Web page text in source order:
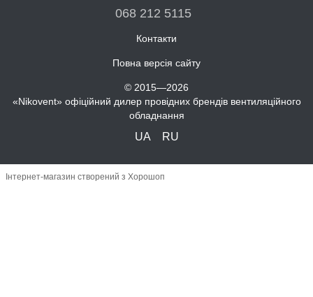
068 212 5115
Контакти
Повна версія сайту
© 2015—2026
«Nikovent» офіційний дилер провідних брендів вентиляційного
обладнання
UA RU
Інтернет-магазин створений з Хорошоп